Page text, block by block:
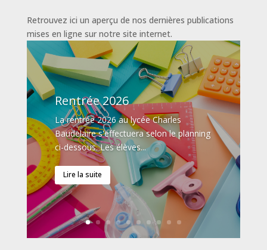
Retrouvez ici un aperçu de nos dernières publications
mises en ligne sur notre site internet.
Rentrée 2026
La rentrée 2026 au lycée Charles
Baudelaire s'effectuera selon le planning
ci-dessous. Les élèves...
Lire la suite